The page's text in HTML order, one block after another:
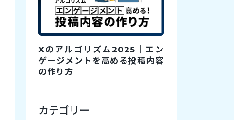
Xのアルゴリズム2025｜エン
ゲージメントを高める投稿内容
の作り方
カテゴリー